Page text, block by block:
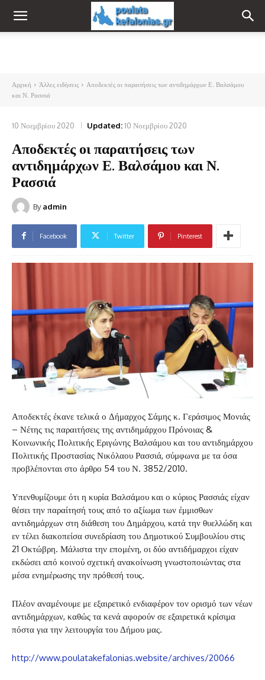
Αρχική Άλλες ειδήσεις
Αποδεκτές οι παραιτήσεις των αντιδημάρχων Ε. Βαλσάμου
και Ν. Ρασσιά
10 Νοεμβρίου 2020 Updated:10 Νοεμβρίου 2020
Αποδεκτές οι παραιτήσεις των
αντιδημάρχων Ε. Βαλσάμου και Ν.
Ρασσιά
By admin
Facebook Twitter Pinterest
Αποδεκτές έκανε τελικά ο Δήμαρχος Σάμης κ. Γεράσιμος Μονιάς
– Νέτης τις παραιτήσεις της αντιδημάρχου Πρόνοιας &
Κοινωνικής Πολιτικής Εριγώνης Βαλσάμου και του αντιδημάρχου
Πολιτικής Προστασίας Νικόλαου Ρασσιά, σύμφωνα με τα όσα
προβλέπονται στο άρθρο 54 του Ν. 3852/2010.
Υπενθυμίζουμε ότι η κυρία Βαλσάμου και ο κύριος Ρασσιάς είχαν
θέσει την παραίτησή τους από το αξίωμα των έμμισθων
αντιδημάρχων στη διάθεση του Δημάρχου, κατά την θυελλώδη και
εν τέλει διακοπείσα συνεδρίαση του Δημοτικού Συμβουλίου στις
21 Οκτώβρη. Μάλιστα την επομένη, οι δύο αντιδήμαρχοι είχαν
εκδώσει από κοινού σχετική ανακοίνωση γνωστοποιώντας στα
μέσα ενημέρωσης την πρόθεσή τους.
Πλέον αναμένουμε με εξαιρετικό ενδιαφέρον τον ορισμό των νέων
αντιδημάρχων, καθώς τα κενά αφορούν σε εξαιρετικά κρίσιμα
πόστα για την λειτουργία του Δήμου μας.
http://www.poulatakefalonias.website/archives/20066